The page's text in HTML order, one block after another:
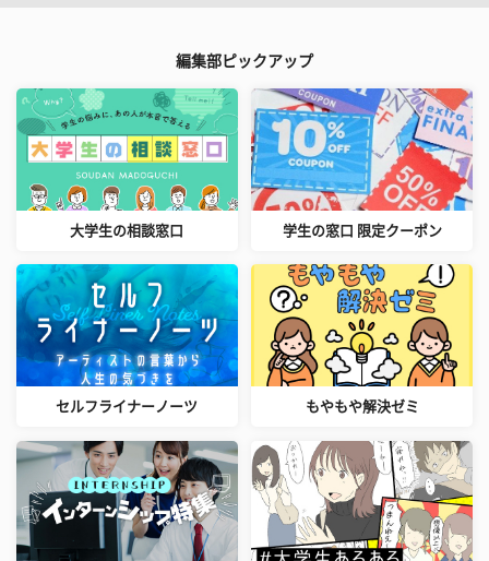
編集部ピックアップ
大学生の相談窓口 学生の窓口 限定クーポン
セルフライナーノーツ もやもや解決ゼミ